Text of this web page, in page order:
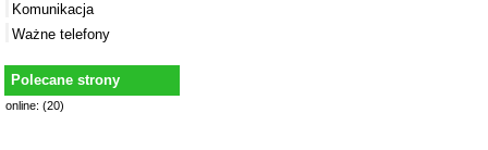
Komunikacja
Ważne telefony
Polecane strony
online: (20)